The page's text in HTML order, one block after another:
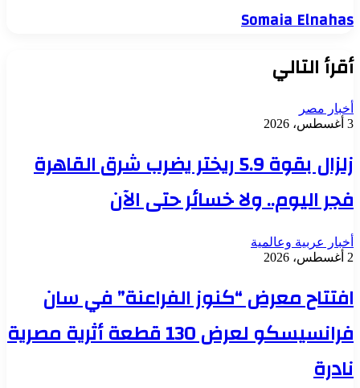
Somaia Elnahas
أقرأ التالي
أخبار مصر
3 أغسطس، 2026
زلزال بقوة 5.9 ريختر يضرب شرق القاهرة
فجر اليوم.. ولا خسائر حتى الآن
أخبار عربية وعالمية
2 أغسطس، 2026
افتتاح معرض “كنوز الفراعنة” في سان
فرانسيسكو لعرض 130 قطعة أثرية مصرية
نادرة